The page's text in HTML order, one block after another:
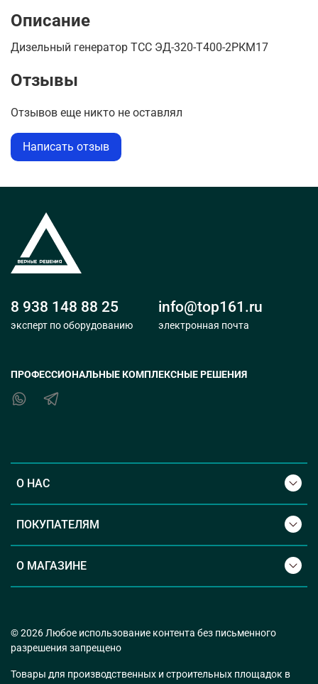
Описание
Дизельный генератор ТСС ЭД-320-Т400-2РКМ17
Отзывы
Отзывов еще никто не оставлял
Написать отзыв
О НАС
ПОКУПАТЕЛЯМ
О МАГАЗИНЕ
8 938 148 88 25
эксперт по оборудованию
info@top161.ru
электронная почта
ПРОФЕССИОНАЛЬНЫЕ КОМПЛЕКСНЫЕ РЕШЕНИЯ
© 2026 Любое использование контента без письменного
разрешения запрещено
Товары для производственных и строительных площадок в